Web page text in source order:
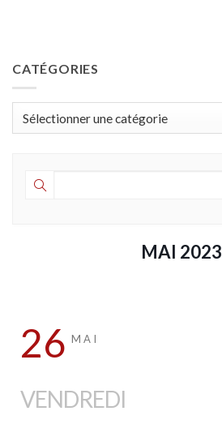
CATÉGORIES
MAI 2023
26 MAI
VENDREDI